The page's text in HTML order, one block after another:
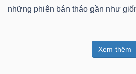
những phiên bán tháo gần như
Xem thêm